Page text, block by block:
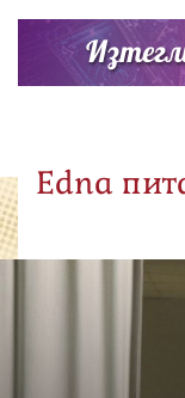
Edna